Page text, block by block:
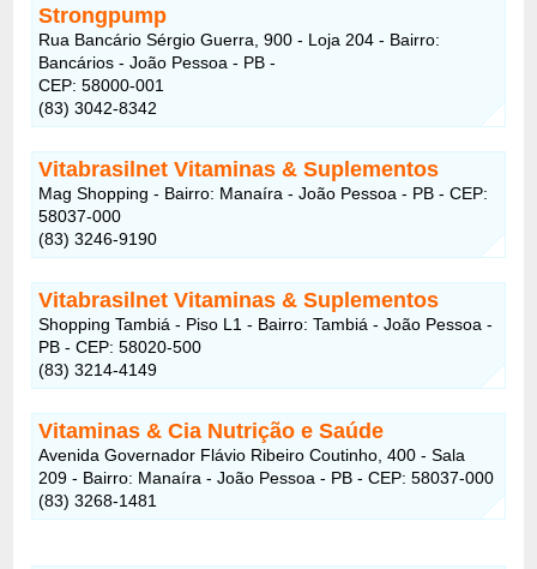
Strongpump
Rua Bancário Sérgio Guerra, 900 - Loja 204 - Bairro:
Bancários - João Pessoa - PB -
CEP: 58000-001
(83) 3042-8342
Vitabrasilnet Vitaminas & Suplementos
Mag Shopping - Bairro: Manaíra - João Pessoa - PB - CEP:
58037-000
(83) 3246-9190
Vitabrasilnet Vitaminas & Suplementos
Shopping Tambiá - Piso L1 - Bairro: Tambiá - João Pessoa -
PB - CEP: 58020-500
(83) 3214-4149
Vitaminas & Cia Nutrição e Saúde
Avenida Governador Flávio Ribeiro Coutinho, 400 - Sala
209 - Bairro: Manaíra - João Pessoa - PB - CEP: 58037-000
(83) 3268-1481